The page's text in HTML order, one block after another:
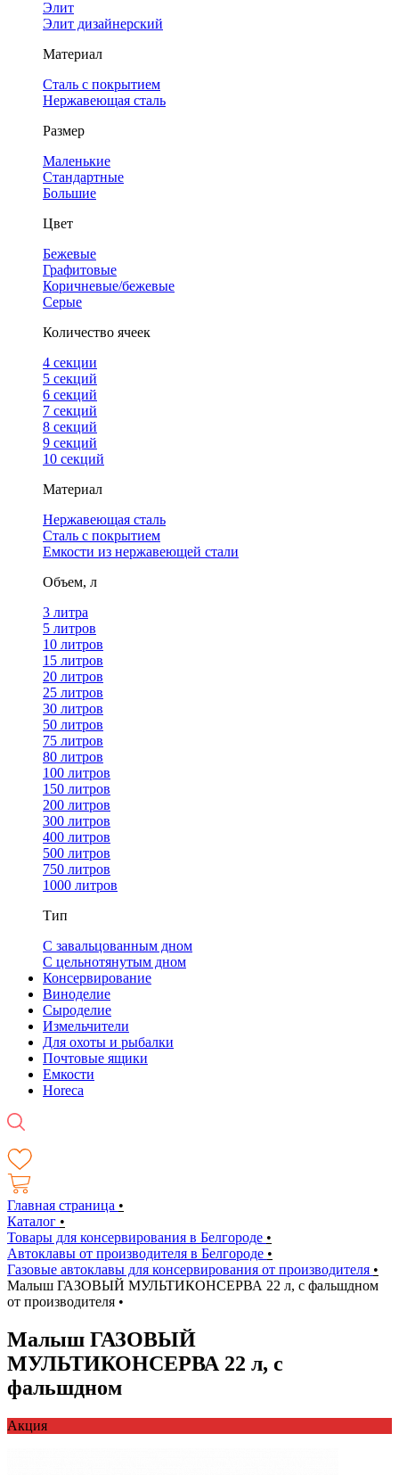
Элит
Элит дизайнерский
Материал
Сталь с покрытием
Нержавеющая сталь
Размер
Маленькие
Стандартные
Большие
Цвет
Бежевые
Графитовые
Коричневые/бежевые
Серые
Количество ячеек
4 cекции
5 секций
6 секций
7 секций
8 секций
9 секций
10 секций
Материал
Нержавеющая сталь
Сталь с покрытием
Емкости из нержавеющей стали
Объем, л
3 литра
5 литров
10 литров
15 литров
20 литров
25 литров
30 литров
50 литров
75 литров
80 литров
100 литров
150 литров
200 литров
300 литров
400 литров
500 литров
750 литров
1000 литров
Тип
С завальцованным дном
С цельнотянутым дном
Консервирование
Виноделие
Сыроделие
Измельчители
Для охоты и рыбалки
Почтовые ящики
Емкости
Horeca
Главная страница •
Каталог •
Товары для консервирования в Белгороде •
Автоклавы от производителя в Белгороде •
Газовые автоклавы для консервирования от производителя •
Малыш ГАЗОВЫЙ МУЛЬТИКОНСЕРВА 22 л, с фальшдном
от производителя •
Малыш ГАЗОВЫЙ
МУЛЬТИКОНСЕРВА 22 л, с
фальшдном
Акция